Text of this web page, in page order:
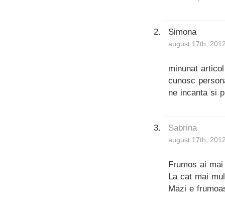
Simona
august 17th,
minunat
cunosc
ne incanta si
Sabrina
august 17th,
Frumos ai
La cat mai
Mazi e